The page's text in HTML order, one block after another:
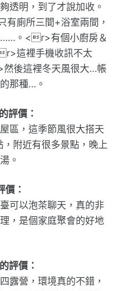
透明，到了才說加收。
廁所三間+浴室兩間，
……。<r>有個小廚房＆
這裡手機收訊不太
後這裡冬天風很大…帳
那種…。
評價：
區，這季節風很大搭天
附近有很多景點，晚上
。
：
可以泡茶聊天，真的非
，是個家庭聚會的好地
評價：
露營，環境真的不錯，